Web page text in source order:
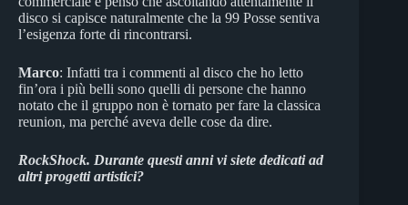
disco si capisce naturalmente che la 99 Posse sentiva
l’esigenza forte di rincontrarsi.
Marco: Infatti tra i commenti al disco che ho letto
fin’ora i più belli sono quelli di persone che hanno
notato che il gruppo non è tornato per fare la classica
reunion, ma perché aveva delle cose da dire.
RockShock. Durante questi anni vi siete dedicati ad
altri progetti artistici?